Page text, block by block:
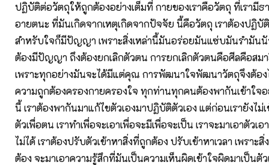
ปฏิบัติต่อวัตถุให้ถูกต้องอย่างเต็มที่ กายของเราคือวัตถุ ที่เรามี
อายตนะ ที่มันเกิดจากเหตุเกิดจากปัจจัย นี้คือวัตถุ เราต้องปฏิ
สำหรับใจก็มีปัญญา เพราะสิ่งเหล่านี้มันอร่อยมันแซ่บมันรำมัน
ต้องมีปัญญา ถึงต้องยกเลิกตัวตน การยกเลิกตัวตนคือศีลคือส
เพราะทุกอย่างมันจะได้มีแต่คุณ การพัฒนาใจพัฒนาวัตถุจึงต้อง
ความถูกต้องครองกายครองใจ ทุกท่านทุกคนต้องพากันเข้าใจ
นี้ เราต้องพากันมาแก้ไขตัวเองมาปฏิบัติตัวเอง แต่ก่อนเรายังไม่เ
ตัวเพื่อตน เราทำเพื่อจะเอาเพื่อจะมีเพื่อจะเป็น เราจะมาเอาตัว
ไม่ได้ เราต้องปรับตัวเข้าหาสิ่งที่ถูกต้อง ปรับเข้าหาเวลา เพราะ
ต้อง จะมาเอาความรู้สึกที่มันเป็นความเห็นผิดเข้าใจผิดมาเป็นตั